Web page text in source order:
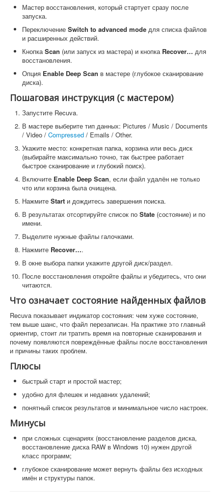
Мастер восстановления, который стартует сразу после
запуска.
Переключение Switch to advanced mode для списка файлов
и расширенных действий.
КнопкаScan (или запуск из мастера) и кнопка Recover… для
восстановления.
Опция Enable Deep Scan в мастере (глубокое сканирование
диска).
Пошаговая инструкция (с мастером)
Запустите Recuva.
В мастере выберите тип данных: Pictures / Music / Documents
/ Video / Compressed / Emails / Other.
Укажите место: конкретная папка, корзина или весь диск
(выбирайте максимально точно, так быстрее работает
быстрое сканирование и глубокий поиск).
Включите Enable Deep Scan, если файл удалён не только
что или корзина была очищена.
Нажмите Start и дождитесь завершения поиска.
В результатах отсортируйте список по State (состояние) и по
имени.
Выделите нужные файлы галочками.
Нажмите Recover….
В окне выбора папки укажите другой диск/раздел.
После восстановления откройте файлы и убедитесь, что они
читаются.
Что означает состояние найденных файлов
Recuva показывает индикатор состояния: чем хуже состояние,
тем выше шанс, что файл перезаписан. На практике это главный
ориентир, стоит ли тратить время на повторные сканирования и
почему появляются повреждённые файлы после восстановления
и причины таких проблем.
Плюсы
быстрый старт и простой мастер;
удобно для флешек и недавних удалений;
понятный список результатов и минимальное число настроек.
Минусы
при сложных сценариях (восстановление разделов диска,
восстановление диска RAW в Windows 10) нужен другой
класс программ;
глубокое сканирование может вернуть файлы без исходных
имён и структуры папок.